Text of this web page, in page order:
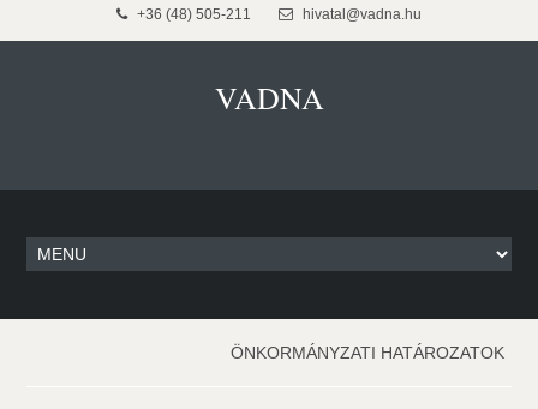
+36 (48) 505-211 hivatal@vadna.hu
VADNA
ÖNKORMÁNYZATI HATÁROZATOK